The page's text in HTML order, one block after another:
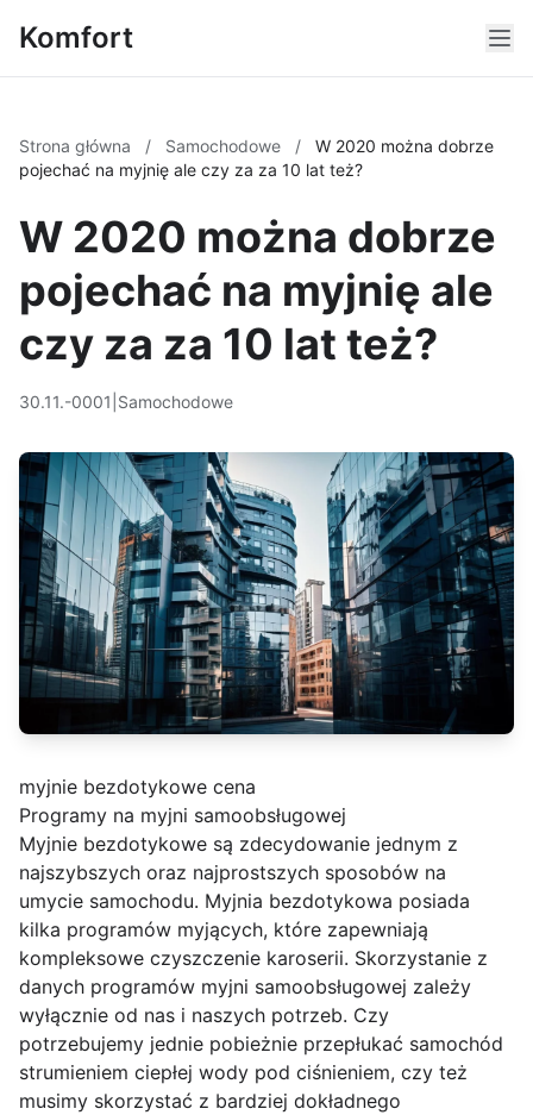
Komfort
Strona główna / Samochodowe /
W 2020 można dobrze
pojechać na myjnię ale czy za za 10 lat też?
W 2020 można dobrze
pojechać na myjnię ale
czy za za 10 lat też?
30.11.-0001 Samochodowe
myjnie bezdotykowe cena
Programy na myjni samoobsługowej
Myjnie bezdotykowe są zdecydowanie jednym z
najszybszych oraz najprostszych sposobów na
umycie samochodu. Myjnia bezdotykowa posiada
kilka programów myjących, które zapewniają
kompleksowe czyszczenie karoserii. Skorzystanie z
danych programów myjni samoobsługowej zależy
wyłącznie od nas i naszych potrzeb. Czy
potrzebujemy jednie pobieżnie przepłukać samochód
strumieniem ciepłej wody pod ciśnieniem, czy też
musimy skorzystać z bardziej dokładnego